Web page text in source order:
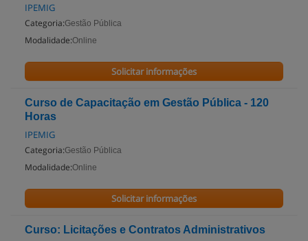
IPEMIG
Categoria:Gestão Pública
Modalidade:Online
Solicitar informações
Curso de Capacitação em Gestão Pública - 120
Horas
IPEMIG
Categoria:Gestão Pública
Modalidade:Online
Solicitar informações
Curso: Licitações e Contratos Administrativos